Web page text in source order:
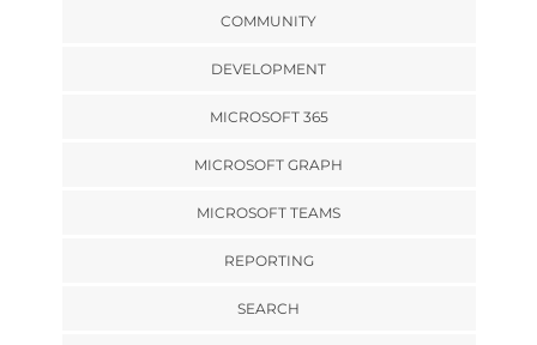
COMMUNITY
DEVELOPMENT
MICROSOFT 365
MICROSOFT GRAPH
MICROSOFT TEAMS
REPORTING
SEARCH